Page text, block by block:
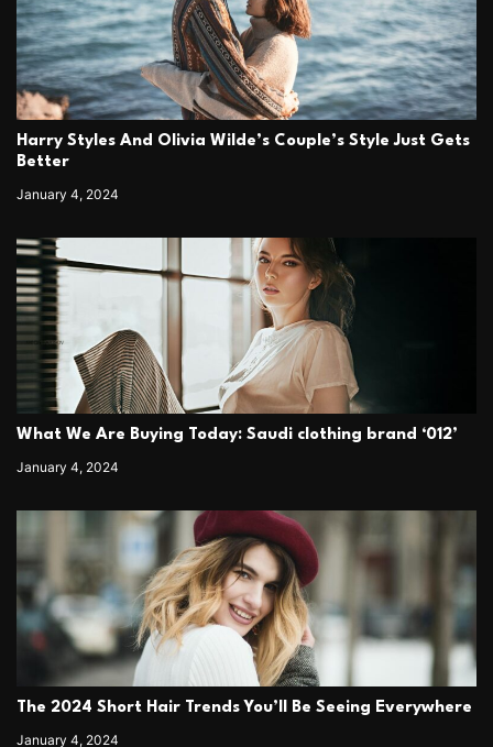
Harry Styles And Olivia Wilde’s Couple’s Style Just Gets
Better
January 4, 2024
What We Are Buying Today: Saudi clothing brand ‘012’
January 4, 2024
The 2024 Short Hair Trends You’ll Be Seeing Everywhere
January 4, 2024